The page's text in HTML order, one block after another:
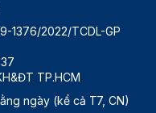
1376/2022/TCDL-GP
TP.HCM
ngày (kể cả T7, CN)